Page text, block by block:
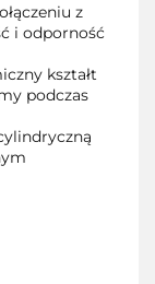
z
i odporność
kształt
podczas